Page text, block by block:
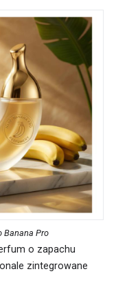
Banana Pro
o zapachu
zintegrowane